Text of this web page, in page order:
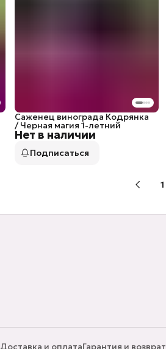
Нет в наличии
Саженец винограда Кодрянка
/ Черная магия 1-летний
Подписаться
1
Доставка и оплатаГарантия и возврат